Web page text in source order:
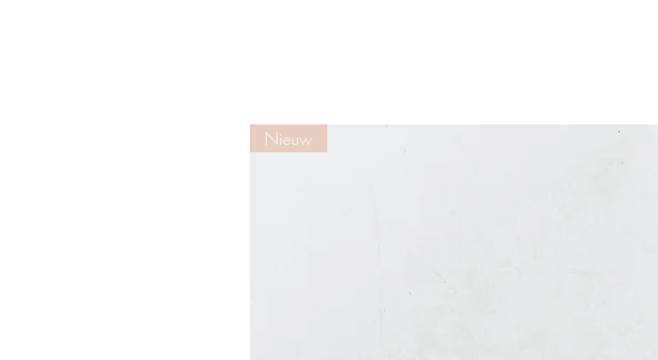
Nieuw